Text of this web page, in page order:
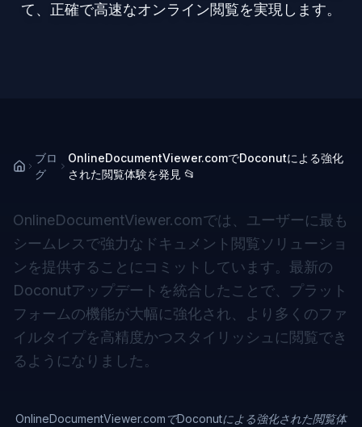
て、正確で高速なオンライン閲覧を実現します。
ブロ
グ
OnlineDocumentViewer.comでDoconutによる強化
された閲覧体験を発見 📂
OnlineDocumentViewer.comでは、ユーザーに最も
シームレスで強力なドキュメント閲覧ソリューショ
ンを提供することにコミットしています。最新の
Doconutアップデートを統合したことで、プラット
フォームの機能が大幅に強化され、より多くのファ
イルタイプを高精度かつスタイリッシュに閲覧でき
るようになりました。
OnlineDocumentViewer.comでDoconutによる強化された閲覧体